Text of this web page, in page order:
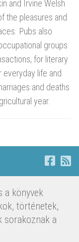
and Irvine Welsh
the pleasures and
Pubs also
groups
for literary
everyday life and
and deaths
year.
a könyvek
történetek,
sorakoznak a